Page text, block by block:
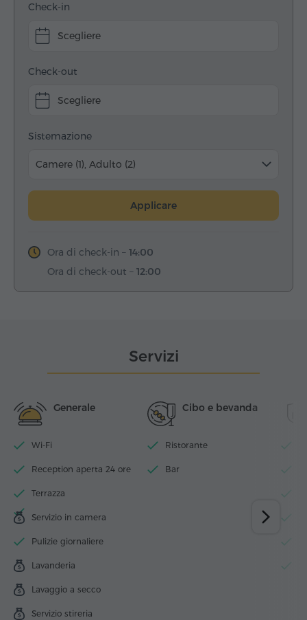
Check-in
Scegliere
Check-out
Scegliere
Sistemazione
Camere (1), Adulto (2)
Applicare
Ora di check-in – 14:00
Ora di check-out – 12:00
Servizi
Generale
Wi-Fi
Reception aperta 24 ore
Terrazza
Servizio in camera
Pulizie giornaliere
Lavanderia
Lavaggio a secco
Servizio stireria
Cibo e bevanda
Ristorante
Bar